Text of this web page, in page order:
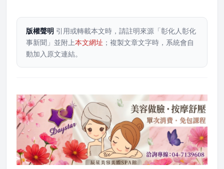
版權聲明 引用或轉載本文時，請註明來源「彰化人彰化
事新聞」並附上本文網址 ；複製文章文字時，系統會自
動加入原文連結。